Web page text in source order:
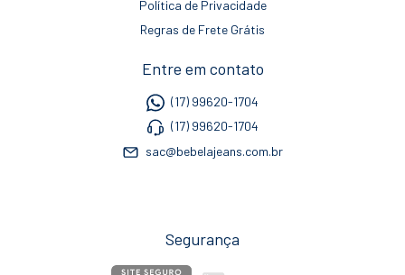
Política de Privacidade
Regras de Frete Grátis
Entre em contato
(17) 99620-1704
(17) 99620-1704
sac@bebelajeans.com.br
Segurança